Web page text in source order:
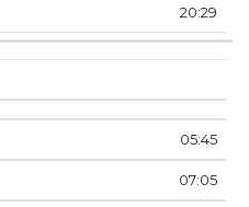
20:29
05:45
07:05